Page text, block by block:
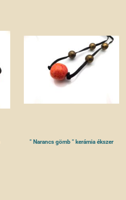
" Narancs gömb " kerámia ékszer